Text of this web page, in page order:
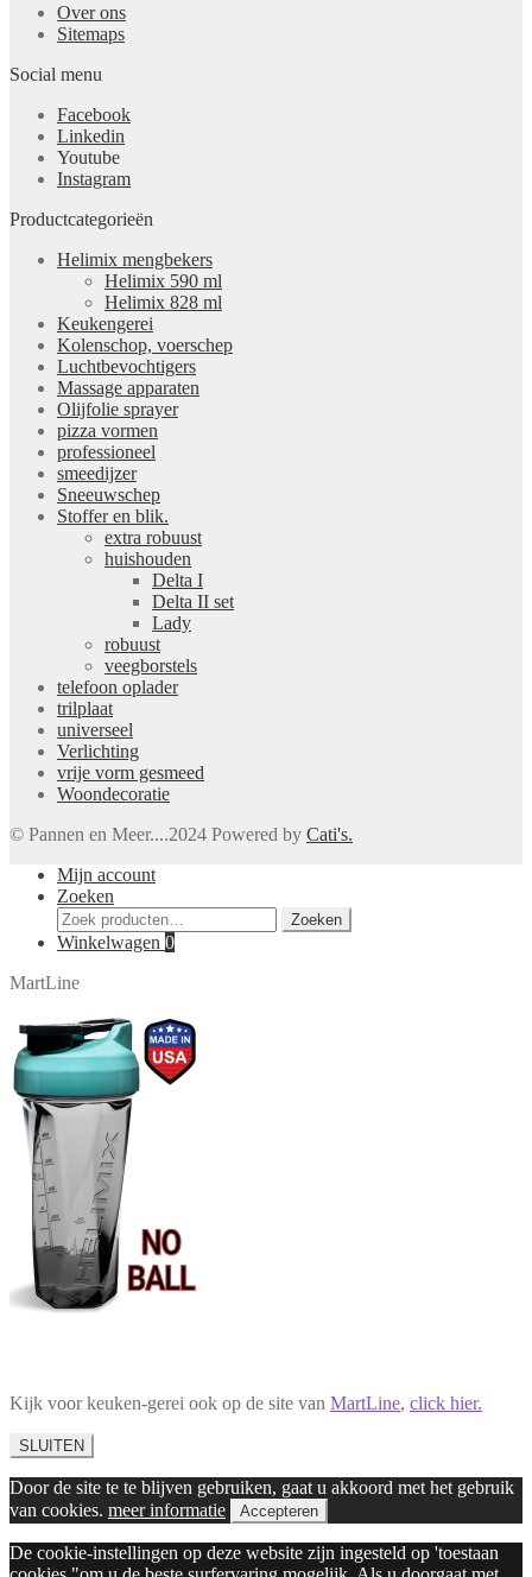
Over ons
Sitemaps
Social menu
Facebook
Linkedin
Youtube
Instagram
Productcategorieën
Helimix mengbekers
Helimix 590 ml
Helimix 828 ml
Keukengerei
Kolenschop, voerschep
Luchtbevochtigers
Massage apparaten
Olijfolie sprayer
pizza vormen
professioneel
smeedijzer
Sneeuwschep
Stoffer en blik.
extra robuust
huishouden
Delta I
Delta II set
Lady
robuust
veegborstels
telefoon oplader
trilplaat
universeel
Verlichting
vrije vorm gesmeed
Woondecoratie
© Pannen en Meer....2024 Powered by Cati's.
Mijn account
Zoeken
Zoeken
naar:
Zoeken
Winkelwagen 0
MartLine
Kijk voor keuken-gerei ook op de site van MartLine, click hier.
SLUITEN
Door de site te te blijven gebruiken, gaat u akkoord met het gebruik
van cookies. meer informatie Accepteren
De cookie-instellingen op deze website zijn ingesteld op 'toestaan